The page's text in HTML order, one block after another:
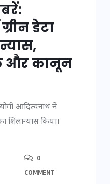
डेटा
और कानून
आदित्यनाथ ने
शिलान्यास किया।
0
COMMENT